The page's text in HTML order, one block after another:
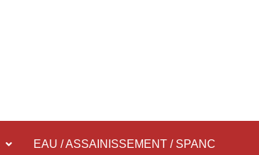
EAU / ASSAINISSEMENT / SPANC